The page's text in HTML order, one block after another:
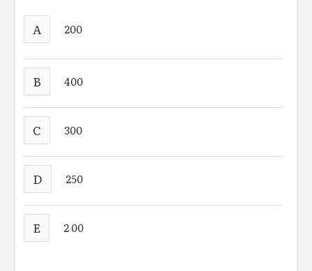
A 200
B 400
C 300
D 250
E 2 00